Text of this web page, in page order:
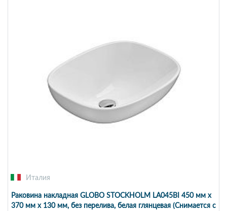
Италия
Раковина накладная GLOBO STOCKHOLM LA045BI 450 мм х
370 мм х 130 мм, без перелива, белая глянцевая (Снимается с